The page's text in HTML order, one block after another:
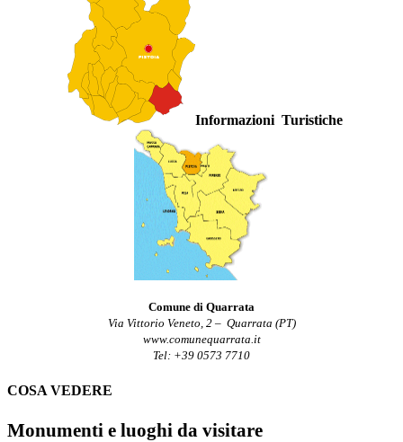
Informazioni Turistiche
Comune di Quarrata
Via Vittorio Veneto, 2 – Quarrata (PT)
www.comunequarrata.it
Tel: +39 0573 7710
COSA VEDERE
Monumenti e luoghi da visitare